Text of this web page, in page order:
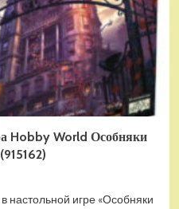
Hobby World Особняки
настольной игре «Особняки